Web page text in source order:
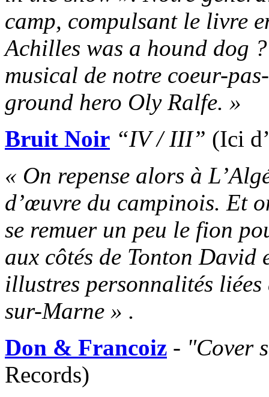
camp, compulsant le livre
Achilles was a hound dog
musical de notre coeur-
ground hero Oly Ralfe. »
Bruit Noir “IV / III” (Ici
« On repense alors à
d’œuvre du campinois. Et
se remuer un peu le fion
aux côtés de Tonton
illustres personnalités
sur-Marne » .
Don & Francoiz - "Cover
Records)